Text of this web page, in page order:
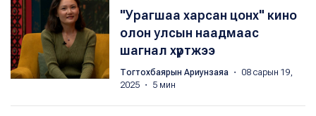
"Урагшаа харсан цонх" кино
олон улсын наадмаас
шагнал хүртжээ
Тогтохбаярын Ариунзаяа ・ 08 сарын 19,
2025 ・ 5 мин